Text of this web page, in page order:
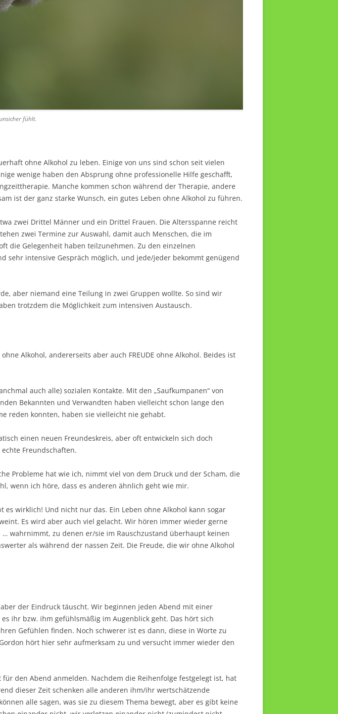
fühlt.
ohne Alkohol zu leben. Einige von uns sind schon seit vielen
wenige haben den Absprung ohne professionelle Hilfe geschafft,
Manche kommen schon während der Therapie, andere
ist der ganz starke Wunsch, ein gutes Leben ohne Alkohol zu führen.
zwei Drittel Männer und ein Drittel Frauen. Die Altersspanne reicht
zwei Termine zur Auswahl, damit auch Menschen, die im
die Gelegenheit haben teilzunehmen. Zu den einzelnen
sehr intensive Gespräch möglich, und jede/jeder bekommt genügend
aber niemand eine Teilung in zwei Gruppen wollte. So sind wir
trotzdem die Möglichkeit zum intensiven Austausch.
Alkohol, andererseits aber auch FREUDE ohne Alkohol. Beides ist
auch alle) sozialen Kontakte. Mit den „Saufkumpanen“ von
Bekannten und Verwandten haben vielleicht schon lange den
reden konnten, haben sie vielleicht nie gehabt.
einen neuen Freundeskreis, aber oft entwickeln sich doch
Freundschaften.
Probleme hat wie ich, nimmt viel von dem Druck und der Scham, die
wenn ich höre, dass es anderen ähnlich geht wie mir.
wirklich! Und nicht nur das. Ein Leben ohne Alkohol kann sogar
Es wird aber auch viel gelacht. Wir hören immer wieder gerne
wahrnimmt, zu denen er/sie im Rauschzustand überhaupt keinen
als während der nassen Zeit. Die Freude, die wir ohne Alkohol
der Eindruck täuscht. Wir beginnen jeden Abend mit einer
ihr bzw. ihm gefühlsmäßig im Augenblick geht. Das hört sich
Gefühlen finden. Noch schwerer ist es dann, diese in Worte zu
hört hier sehr aufmerksam zu und versucht immer wieder den
den Abend anmelden. Nachdem die Reihenfolge festgelegt ist, hat
dieser Zeit schenken alle anderen ihm/ihr wertschätzende
alle sagen, was sie zu diesem Thema bewegt, aber es gibt keine